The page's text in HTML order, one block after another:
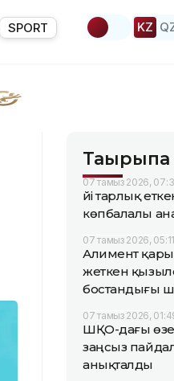
SPORT KZ
07 тамыз 2026,
Үйі тарлық
көпбалалы
07 тамыз 2026, 05:11
Алимент
жеткен
бостандығы
07 тамыз 2026,
ШҚО-дағы
заңсыз
анықталды